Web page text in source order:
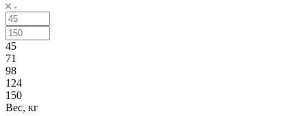
45
71
98
124
150
Вес, кг